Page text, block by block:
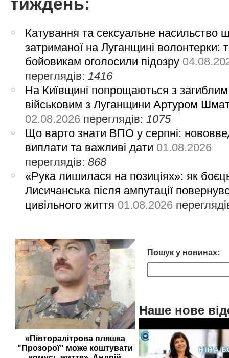
Катування та сексуальне насильство
затриманої на Луганщині волонтерки:
бойовикам оголосили підозру
переглядів:1416
На Київщині попрощаються з загиблим
військовим з Луганщини Артуром
02.08.2026 переглядів:1075
Що варто знати ВПО у серпні:
виплати та важливі дати 01.08.2026
переглядів:868
«Рука лишилася на позиціях»: як
Лисичанська після ампутації
цивільного життя 01.08.2026
«Півторалітрова пляшка
"Прозорої" може коштувати
Пошук у новинах:
Наше нове